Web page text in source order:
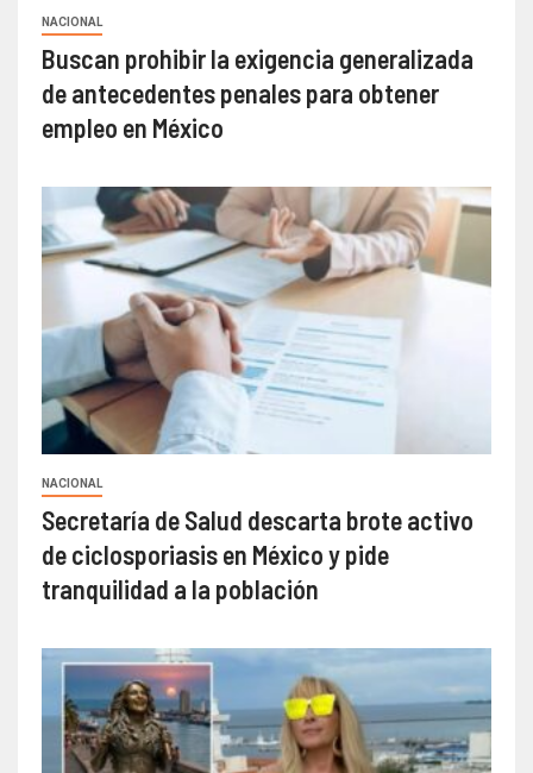
NACIONAL
Buscan prohibir la exigencia generalizada
de antecedentes penales para obtener
empleo en México
NACIONAL
Secretaría de Salud descarta brote activo
de ciclosporiasis en México y pide
tranquilidad a la población